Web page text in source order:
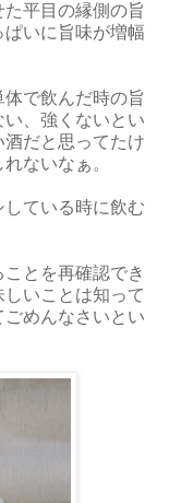
平目の縁側の旨
いに旨味が増幅
で飲んだ時の旨
、強くないとい
だと思ってたけ
ないなぁ。
ている時に飲む
とを再確認でき
いことは知って
めんなさいとい